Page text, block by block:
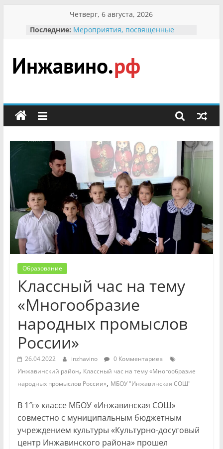
содержимому
Четверг, 6 августа, 2026
Последние: Мероприятия, посвященные
гражданин Инжавинского округа»
участнице Великой
Отечественной, фронтовичке
Безопасность в сети Интернет
мероприятии «Сохраним
первоцветы!»
В вольере Воронинского
заповедника родились крапчатые
суслики
Инжавино.рф
сельский
портал
Образование
Классный час на тему
«Многообразие
народных промыслов
России»
26.04.2022 inzhavino
0 Комментариев
Инжавинский район, Классный час на тему «Многообразие
народных промыслов России», МБОУ "Инжавинская СОШ"
В 1″г» классе МБОУ «Инжавинская СОШ»
совместно с муниципальным бюджетным
учреждением культуры «Культурно-досуговый
центр Инжавинского района» прошел